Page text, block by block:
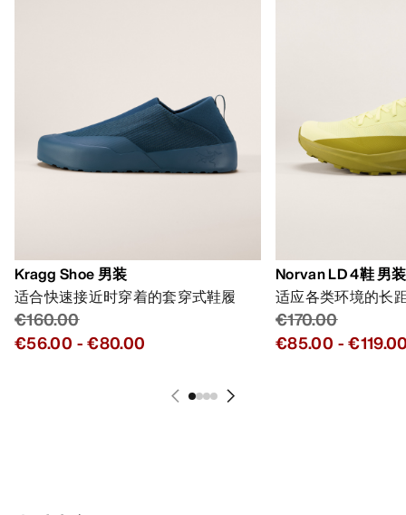
Kragg Shoe 男装
适合快速接近时穿着的套穿式鞋履
€160.00
€56.00 -€80.00
Norvan LD 4鞋 男装
适应各类环境的长
€170.00
€85.00 -